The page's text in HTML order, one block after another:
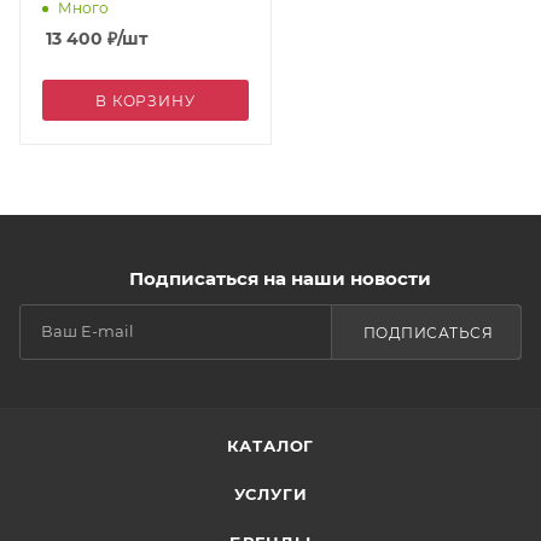
Много
13 400 ₽/шт
В КОРЗИНУ
Подписаться на наши новости
ПОДПИСАТЬСЯ
КАТАЛОГ
УСЛУГИ